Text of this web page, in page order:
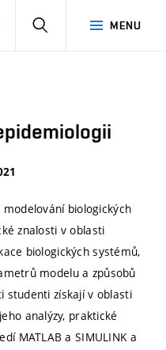
MENU
biologických
znalosti v oblasti
biologických systémů,
modelu a způsobů
studenti získají v oblasti
analýzy, praktické
MATLAB a SIMULINK a